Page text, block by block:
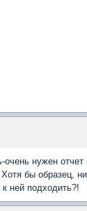
нужен отчет
бы образец,
ней подходить?!